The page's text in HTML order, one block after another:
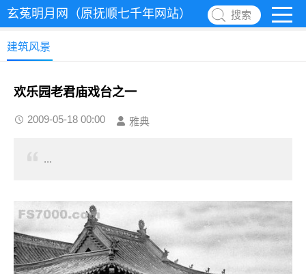
玄菟明月网（原抚顺七千年网站） 搜索
建筑风景
欢乐园老君庙戏台之一
2009-05-18 00:00 雅典
...